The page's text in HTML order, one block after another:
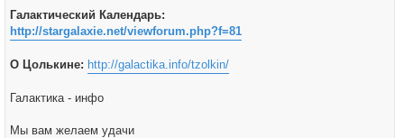
Галактический Календарь:
http://stargalaxie.net/viewforum.php?f=81
О Цолькине: http://galactika.info/tzolkin/
Галактика - инфо
Мы вам желаем удачи